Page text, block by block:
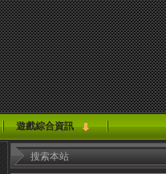
遊戲綜合資訊